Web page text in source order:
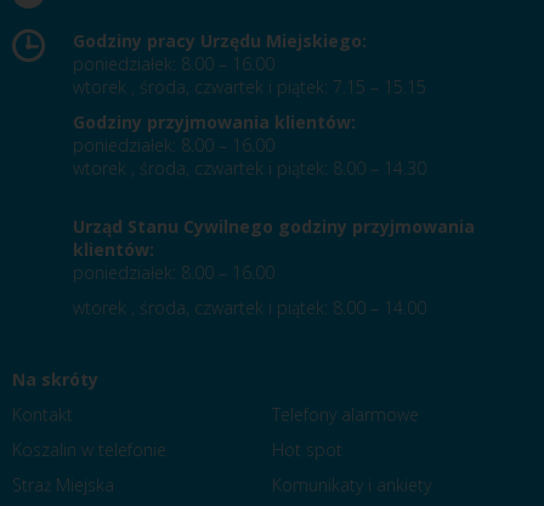
Godziny pracy Urzędu Miejskiego:
poniedziałek: 8.00 – 16.00
wtorek , środa, czwartek i piątek: 7.15 – 15.15
Godziny przyjmowania klientów:
poniedziałek: 8.00 – 16.00
wtorek , środa, czwartek i piątek: 8.00 – 14.30
Urząd Stanu Cywilnego godziny przyjmowania
klientów:
poniedziałek: 8.00 – 16.00
wtorek , środa, czwartek i piątek: 8.00 – 14.00
Na skróty
Kontakt
Telefony alarmowe
Koszalin w telefonie
Hot spot
Straż Miejska
Komunikaty i ankiety